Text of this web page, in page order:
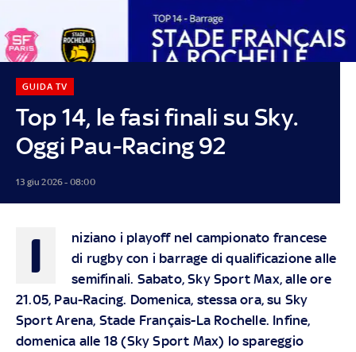
Top 14, le fasi finali su Sky.
Oggi Pau-Racing 92
GUIDA TV
13 giu 2026 - 08:00
I
niziano i playoff nel campionato francese
di rugby con i barrage di qualificazione alle
semifinali. Sabato, Sky Sport Max, alle ore
21.05, Pau-Racing. Domenica, stessa ora, su Sky
Sport Arena, Stade Français-La Rochelle. Infine,
domenica alle 18 (Sky Sport Max) lo spareggio